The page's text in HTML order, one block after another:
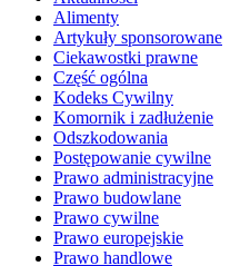
Alimenty
Artykuły sponsorowane
Ciekawostki prawne
Część ogólna
Kodeks Cywilny
Komornik i zadłużenie
Odszkodowania
Postępowanie cywilne
Prawo administracyjne
Prawo budowlane
Prawo cywilne
Prawo europejskie
Prawo handlowe